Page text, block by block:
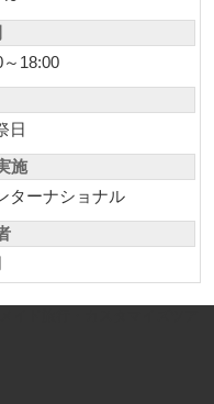
18:00
日
施
ターナショナル